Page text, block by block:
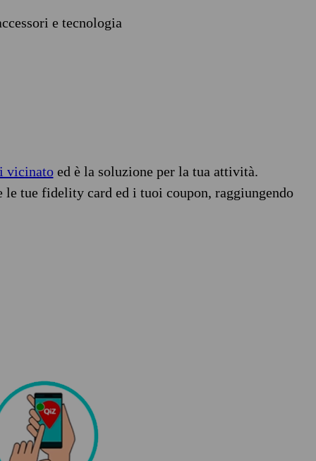
e tecnologia
vicinatoed è la soluzione per la tua attività.
tue fidelity card ed i tuoi coupon, raggiungendo